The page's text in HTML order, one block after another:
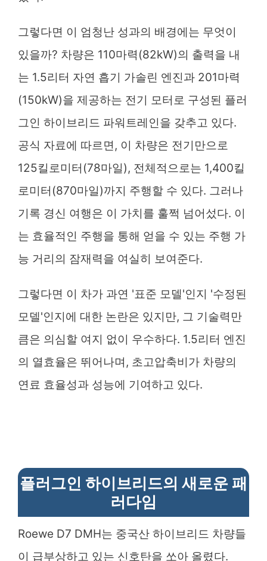
그렇다면 이 엄청난 성과의 배경에는 무엇이
있을까? 차량은 110마력(82kW)의 출력을 내
는 1.5리터 자연 흡기 가솔린 엔진과 201마력
(150kW)을 제공하는 전기 모터로 구성된 플러
그인 하이브리드 파워트레인을 갖추고 있다.
공식 자료에 따르면, 이 차량은 전기만으로
125킬로미터(78마일), 전체적으로는 1,400킬
로미터(870마일)까지 주행할 수 있다. 그러나
기록 경신 여행은 이 가치를 훌쩍 넘어섰다. 이
는 효율적인 주행을 통해 얻을 수 있는 주행 가
능 거리의 잠재력을 여실히 보여준다.
그렇다면 이 차가 과연 '표준 모델'인지 '수정된
모델'인지에 대한 논란은 있지만, 그 기술력만
큼은 의심할 여지 없이 우수하다. 1.5리터 엔진
의 열효율은 뛰어나며, 초고압축비가 차량의
연료 효율성과 성능에 기여하고 있다.
플러그인 하이브리드의 새로운 패
러다임
Roewe D7 DMH는 중국산 하이브리드 차량들
이 급부상하고 있는 신호탄을 쏘아 올렸다.